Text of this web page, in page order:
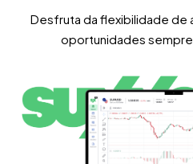
Desfruta da flexibilidade de
oportunidades